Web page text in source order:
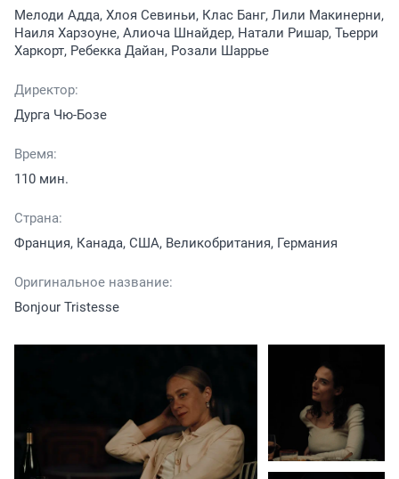
Мелоди Адда, Хлоя Севиньи, Клас Банг, Лили Макинерни,
Наиля Харзоуне, Алиоча Шнайдер, Натали Ришар, Тьерри
Харкорт, Ребекка Дайан, Розали Шаррье
Директор:
Дурга Чю-Бозе
Время:
110 мин.
Страна:
Франция, Канада, США, Великобритания, Германия
Оригинальное название:
Bonjour Tristesse